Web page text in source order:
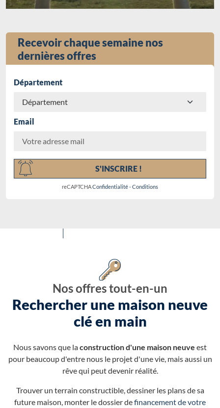
Recevoir chaque semaine nos
dernières offres
Département
Email
S'INSCRIRE !
reCAPTCHAConfidentialité-Conditions
Nos offres tout-en-un
Rechercher une maison neuve
clé en main
Nous savons que laconstruction d'une maison neuve est
pour beaucoup d'entre nous le projet d'une vie, mais aussi un
rêve qui peut devenir réalité.
Trouver un terrain constructible, dessiner les plans de sa
future maison, monter le dossier definancement de votre